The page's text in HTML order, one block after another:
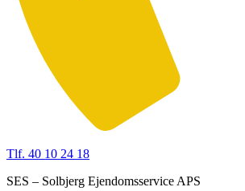
Tlf. 40 10 24 18
SES – Solbjerg Ejendomsservice APS